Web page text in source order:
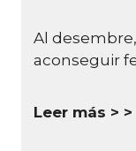
Al
aconseguir
Leer más >